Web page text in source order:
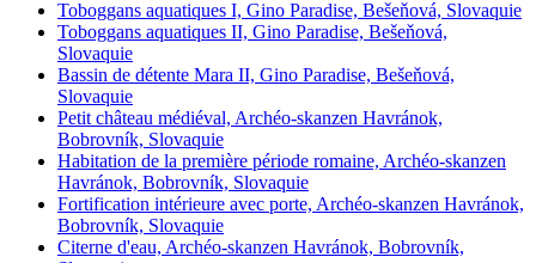
Toboggans aquatiques I, Gino Paradise, Bešeňová, Slovaquie
Toboggans aquatiques II, Gino Paradise, Bešeňová,
Slovaquie
Bassin de détente Mara II, Gino Paradise, Bešeňová,
Slovaquie
Petit château médiéval, Archéo-skanzen Havránok,
Bobrovník, Slovaquie
Habitation de la première période romaine, Archéo-skanzen
Havránok, Bobrovník, Slovaquie
Fortification intérieure avec porte, Archéo-skanzen Havránok,
Bobrovník, Slovaquie
Citerne d'eau, Archéo-skanzen Havránok, Bobrovník,